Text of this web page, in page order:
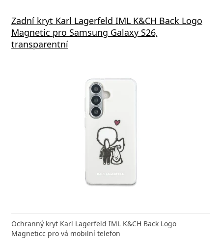
Zadní kryt Karl Lagerfeld IML K&CH Back Logo
Magnetic pro Samsung Galaxy S26,
transparentní
Ochranný kryt Karl Lagerfeld IML K&CH Back Logo
Magneticc pro vá mobilní telefon
Nabíječka Xiaomi MDY-11-EZ 3A 33W
Xiaomi s podporou rychlého nabíjení 33W
bleskurychle
Síťová